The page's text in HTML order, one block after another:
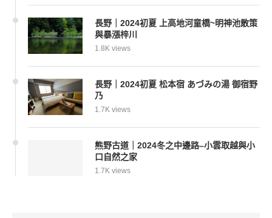
長野｜2024初夏 上高地河童橋~明神池散策
與暴漲梓川
1.8K views
長野｜2024初夏 松本宿 あづみの湯 御宿野
乃
1.7K views
熊野古道｜2024冬之中邊路–小雲取越與小
口自然之家
1.7K views